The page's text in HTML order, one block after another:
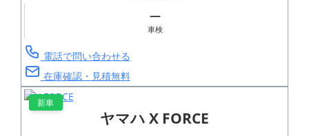
―
車検
電話で問い合わせる
在庫確認・見積無料
新車
ヤマハ X FORCE